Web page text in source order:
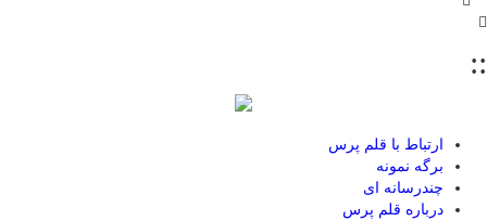
::
ارتباط با قلم پرس
برگه نمونه
چندرسانه ای
درباره قلم پرس